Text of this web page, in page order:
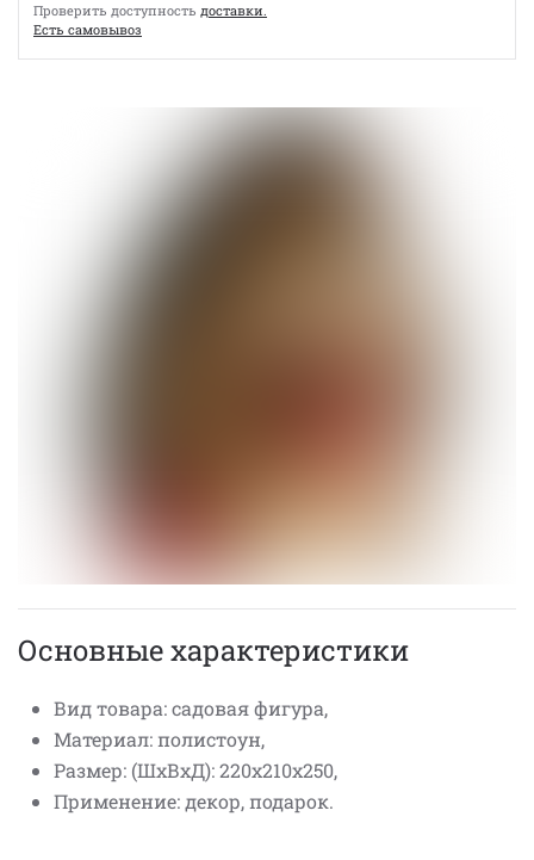
Проверить доступность доставки.
Eсть cамовывоз
Основные характеристики
Вид товара: садовая фигура,
Материал: полистоун,
Размер: (ШхВхД): 220х210х250,
Применение: декор, подарок.